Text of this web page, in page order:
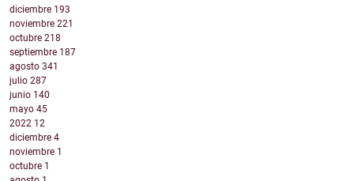
diciembre 193
noviembre 221
octubre 218
septiembre 187
agosto 341
julio 287
junio 140
mayo 45
2022 12
diciembre 4
noviembre 1
octubre 1